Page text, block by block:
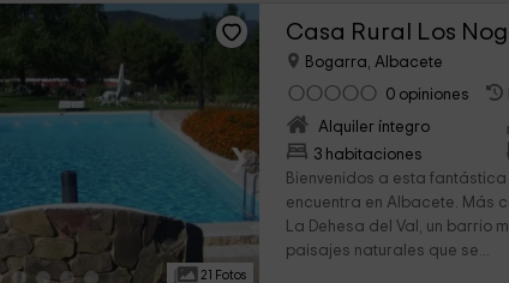
›
21 Fotos
Casa Rural Los
Bogarra, Albacete
0 opiniones
Alquiler íntegro
3 habitaciones
Bienvenidos a esta
encuentra en Albacete. Más
La Dehesa del Val, un barrio
paisajes naturales que se...